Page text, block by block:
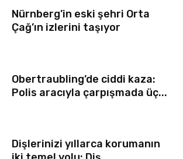
Nürnberg’in eski şehri Orta
Çağ’ın izlerini taşıyor
Obertraubling’de ciddi kaza:
Polis aracıyla çarpışmada üç...
Dişlerinizi yıllarca korumanın